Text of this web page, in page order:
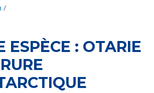
ESPÈCE : OTARIE
/